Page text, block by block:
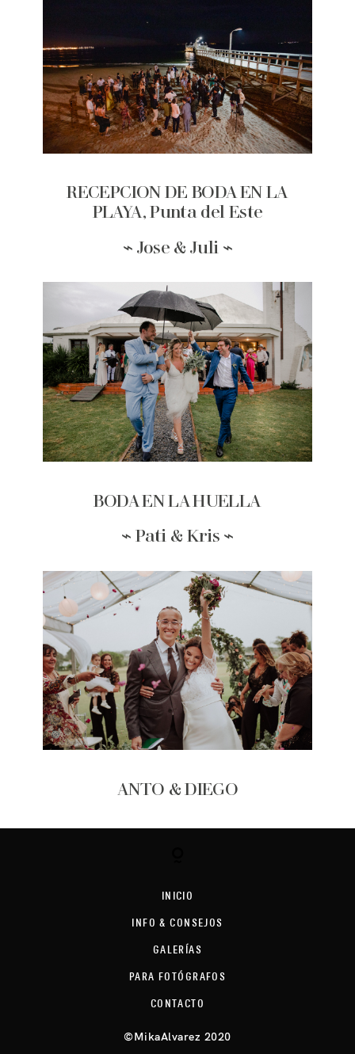
RECEPCION DE BODA EN LA
PLAYA, Punta del Este
⌁ Jose & Juli ⌁
BODA EN LA HUELLA
⌁ Pati & Kris ⌁
ANTO & DIEGO
INICIO
INFO & CONSEJOS
GALERÍAS
PARA FOTÓGRAFOS
CONTACTO
©MikaAlvarez 2020